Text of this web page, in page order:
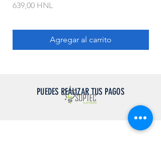
Precio
639,00 HNL
Agregar al carrito
PUEDES REALIZAR TUS PAGOS